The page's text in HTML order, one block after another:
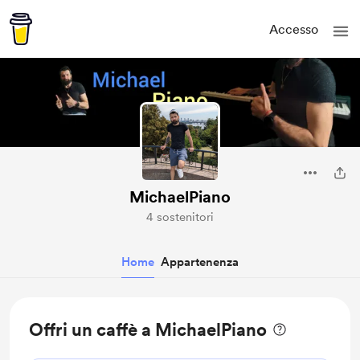
Accesso
MichaelPiano
4 sostenitori
Home Appartenenza
Offri un caffè a MichaelPiano